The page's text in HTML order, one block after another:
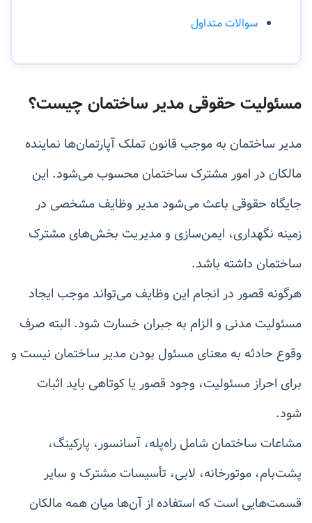
سوالات متداول
مسئولیت حقوقی مدیر ساختمان چیست؟
مدیر ساختمان به موجب قانون تملک آپارتمان‌ها نماینده
مالکان در امور مشترک ساختمان محسوب می‌شود. این
جایگاه حقوقی باعث می‌شود مدیر وظایف مشخصی در
زمینه نگهداری، ایمن‌سازی و مدیریت بخش‌های مشترک
ساختمان داشته باشد.
هرگونه قصور در انجام این وظایف می‌تواند موجب ایجاد
مسئولیت مدنی و الزام به جبران خسارت شود. البته صرف
وقوع حادثه به معنای مسئول بودن مدیر ساختمان نیست و
برای احراز مسئولیت، وجود قصور یا کوتاهی باید اثبات
شود.
مشاعات ساختمان شامل راه‌پله، آسانسور، پارکینگ،
پشت‌بام، موتورخانه، لابی، تأسیسات مشترک و سایر
قسمت‌هایی است که استفاده از آن‌ها میان همه مالکان